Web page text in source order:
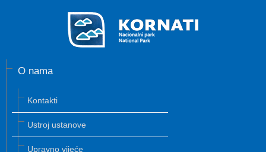
O nama
Kontakti
Ustroj ustanove
Upravno vijeće